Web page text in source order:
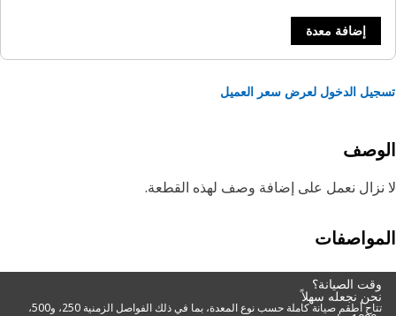
إضافة معدة
الدخول لعرض سعر العميل
نزال نعمل على إضافة وصف لهذه القطعة.
وقت الصيانة؟
نحن نجعله سهلاً
تتاح أطقم صيانة كاملة حسب نوع المعدة، بما في ذلك الفواصل الزمنية 250، و500،